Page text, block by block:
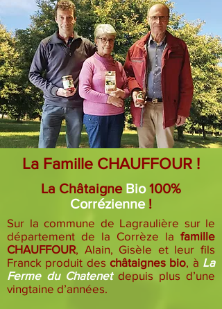
La Famille CHAUFFOUR !
La Châtaigne Bio100%
Corrézienne!
Sur la commune de Lagraulière sur le
département de la Corrèze la famille
CHAUFFOUR, Alain, Gisèle et leur fils
Franck produit des châtaignes bio, à La
Ferme du Chatenetdepuis plus d’une
vingtaine d’années.